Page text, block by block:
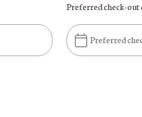
Preferred check-out
Preferred